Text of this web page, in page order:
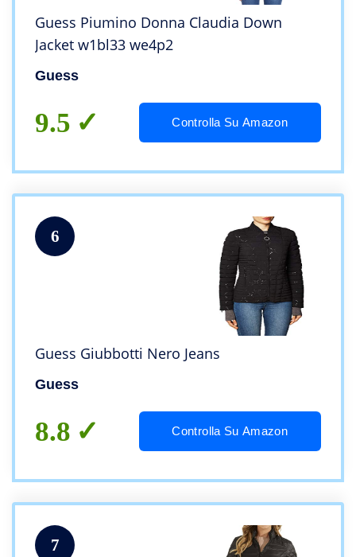
Guess Piumino Donna Claudia Down
Jacket w1bl33 we4p2
Guess
9.5 Controlla Su Amazon
6
Guess Giubbotti Nero Jeans
Guess
8.8 Controlla Su Amazon
7